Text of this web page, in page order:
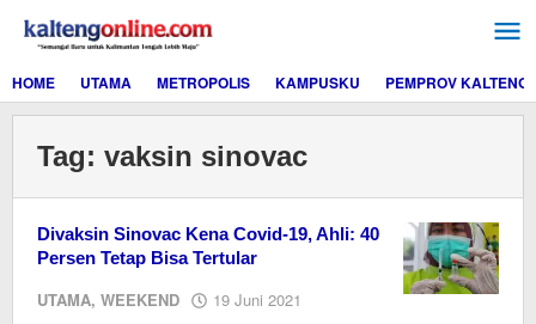
konten
HOME
UTAMA METROPOLIS KAMPUSKU PEMPROV KALTENG
Tag: vaksin sinovac
Divaksin Sinovac Kena Covid-19, Ahli: 40
Persen Tetap Bisa Tertular
UTAMA, WEEKEND 19 Juni 2021